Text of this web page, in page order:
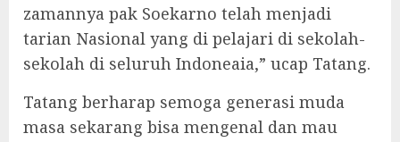
zamannya pak Soekarno telah menjadi
tarian Nasional yang di pelajari di sekolah-
sekolah di seluruh Indoneaia,” ucap Tatang.
Tatang berharap semoga generasi muda
masa sekarang bisa mengenal dan mau